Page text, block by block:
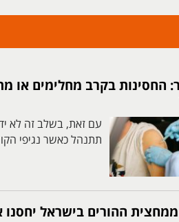
החסינות בקרב מחלימים או
עם זאת, בשלב זה לא
תתנהל כאשר נגיפי
ממחצית ההורים בישראל יחסנו